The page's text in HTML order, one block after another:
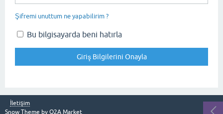
Şifremi unuttum ne yapabilirim ?
Bu bilgisayarda beni hatırla
İletişim
Snow Theme by Q2A Market